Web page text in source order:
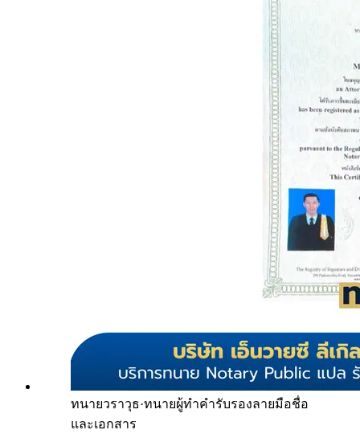
ทนายวราวุธ·ทนายผู้ทำคำรับรองลายมือชื่อ
และเอกสาร